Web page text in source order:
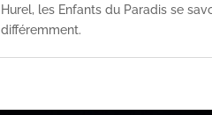
Hurel, les Enfants du Paradis se
différemment.